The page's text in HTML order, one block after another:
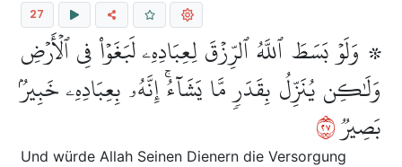
27
۞ وَلَوۡ بَسَطَ ٱللَّهُ ٱلرِّزۡقَ لِعِبَادِهِۦ لَبَغَوۡاْ فِي ٱلۡأَرۡضِ
وَلَٰكِن يُنَزِّلُ بِقَدَرٖ مَّا يَشَآءُۚ إِنَّهُۥ بِعِبَادِهِۦ خَبِيرُۢ
بَصِيرٞ٧٢
Und würde Allah Seinen Dienern die Versorgung